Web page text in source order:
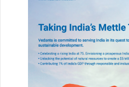
BULAND HINDUSTAN
Social Media social